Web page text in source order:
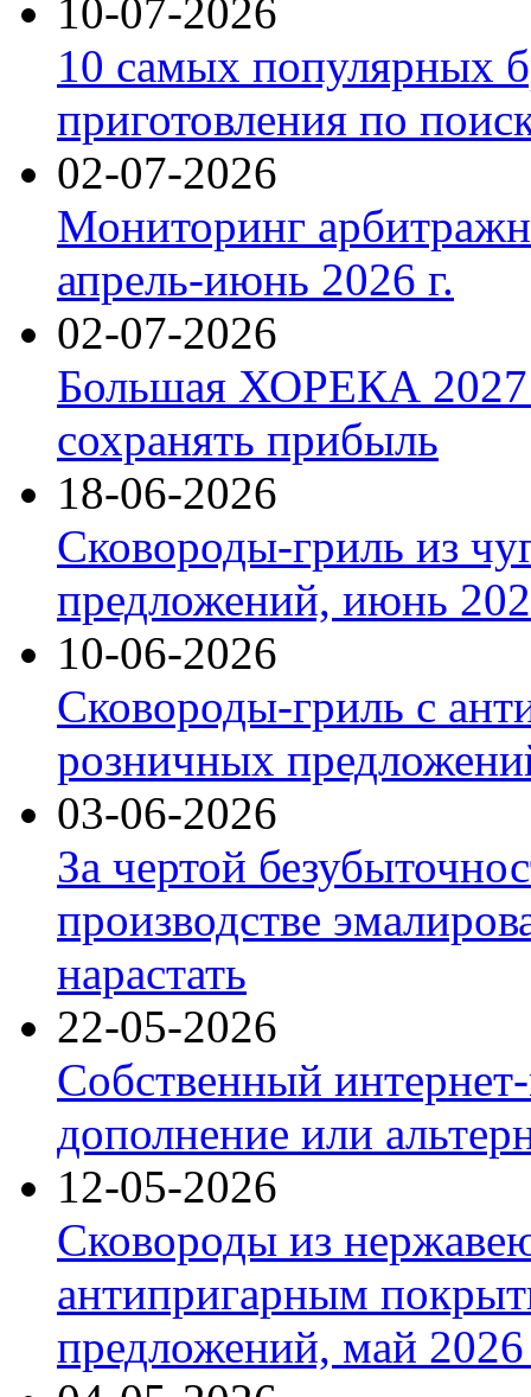
10-07-2026
10 самых популярных
приготовления по
02-07-2026
Мониторинг
апрель-июнь 2026 г.
02-07-2026
Большая ХОРЕКА 2027:
сохранять прибыль
18-06-2026
Сковороды-гриль из
предложений, июнь
10-06-2026
Сковороды-гриль с
розничных
03-06-2026
За чертой
производстве
нарастать
22-05-2026
Собственный
дополнение или
12-05-2026
Сковороды из
антипригарным
предложений, май 2026